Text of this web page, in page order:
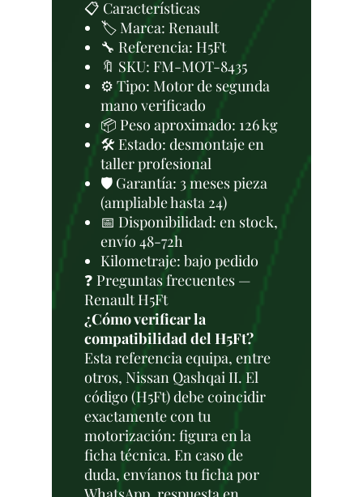
📋 Características
🏷️ Marca: Renault
🔧 Referencia: H5Ft
🔖 SKU: FM-MOT-8435
⚙️ Tipo: Motor de segunda
mano verificado
📦 Peso aproximado: 126 kg
🛠 Estado: desmontaje en
taller profesional
🛡️ Garantía: 3 meses pieza
(ampliable hasta 24)
📅 Disponibilidad: en stock,
envío 48-72h
Kilometraje: bajo pedido
❓ Preguntas frecuentes —
Renault H5Ft
¿Cómo verificar la
compatibilidad del H5Ft?
Esta referencia equipa, entre
otros, Nissan Qashqai II. El
código (H5Ft) debe coincidir
exactamente con tu
motorización: figura en la
ficha técnica. En caso de
duda, envíanos tu ficha por